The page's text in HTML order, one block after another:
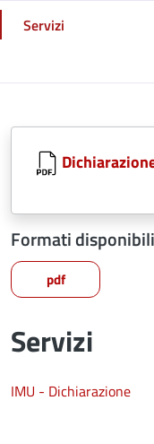
Servizi
Formati disponibili
pdf
Servizi
IMU - Dichiarazione